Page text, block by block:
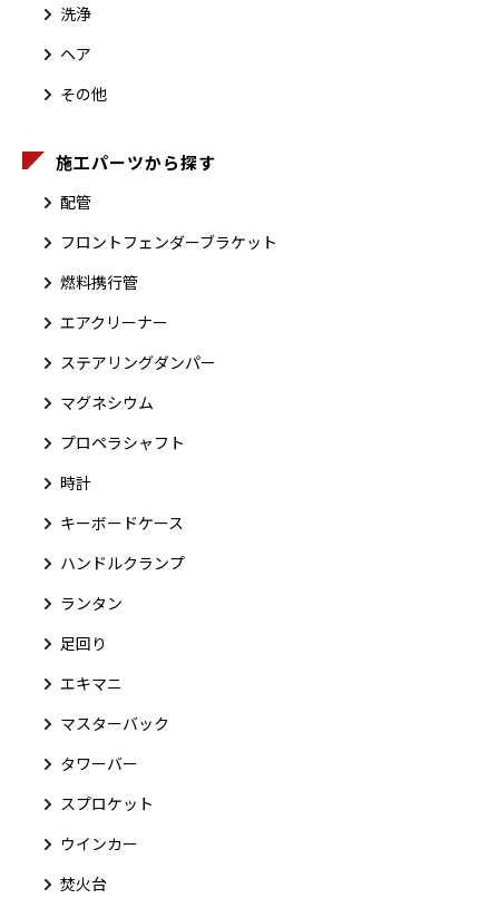
洗浄
ヘア
その他
施工パーツから探す
配管
フロントフェンダーブラケット
燃料携行管
エアクリーナー
ステアリングダンパー
マグネシウム
プロペラシャフト
時計
キーボードケース
ハンドルクランプ
ランタン
足回り
エキマニ
マスターバック
タワーバー
スプロケット
ウインカー
焚火台